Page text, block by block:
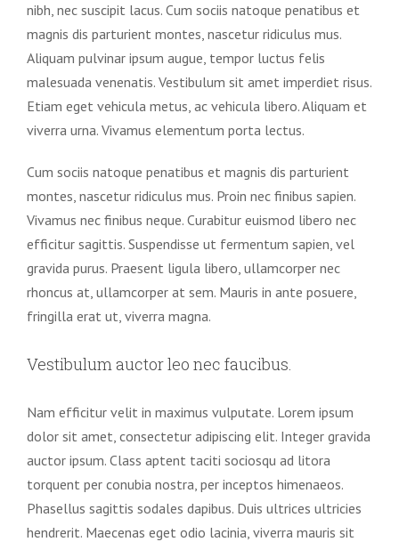
nibh, nec suscipit lacus. Cum sociis natoque penatibus et
magnis dis parturient montes, nascetur ridiculus mus.
Aliquam pulvinar ipsum augue, tempor luctus felis
malesuada venenatis. Vestibulum sit amet imperdiet risus.
Etiam eget vehicula metus, ac vehicula libero. Aliquam et
viverra urna. Vivamus elementum porta lectus.
Cum sociis natoque penatibus et magnis dis parturient
montes, nascetur ridiculus mus. Proin nec finibus sapien.
Vivamus nec finibus neque. Curabitur euismod libero nec
efficitur sagittis. Suspendisse ut fermentum sapien, vel
gravida purus. Praesent ligula libero, ullamcorper nec
rhoncus at, ullamcorper at sem. Mauris in ante posuere,
fringilla erat ut, viverra magna.
Vestibulum auctor leo nec faucibus.
Nam efficitur velit in maximus vulputate. Lorem ipsum
dolor sit amet, consectetur adipiscing elit. Integer gravida
auctor ipsum. Class aptent taciti sociosqu ad litora
torquent per conubia nostra, per inceptos himenaeos.
Phasellus sagittis sodales dapibus. Duis ultrices ultricies
hendrerit. Maecenas eget odio lacinia, viverra mauris sit